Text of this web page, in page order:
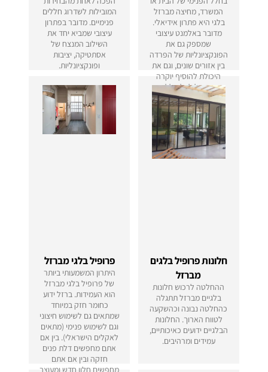
המשרד, מחיצה מברזל
בלגי היא פתרון אידיאלי.
מדובר באלמנט עיצובי
שמספק גם את
הפונקציונליות של הפרדה
בין אזורים שונים, וגם את
היכולת להוסיף יוקרה
וסטייל לכל חלל.
המובילות לשדרוג חללים
פנימיים. מדובר בפתרון
עיצובי שמביא יחד את
השילוב המנצח של
אסתטיקה, יציבות
ופונקציונליות.
חלונות פרופיל בלגים
מברזל
ההחלטה לרכוש חלונות
בלגיים מברזל תתגלה
כהחלטה נבונה וכהשקעה
לטווח הארוך. החלונות
הבלגיים ידועים כאיכותיים,
עמידים ומרהיבים.
פרופיל בלגי מברזל
היתרון המשמעותי ביותר
של פרופיל בלגי מברזל
הוא העמידות. ברזל ידוע
כחומר חזק במיוחד
שמתאים גם לשימוש חיצוני
וגם לשימוש פנימי (מתאים
לאקלים הישראלי). בין אם
אתם מחפשים דלת פנים
חזקה ובין אם אתם
מחפשים חלון חדש ומעוצב